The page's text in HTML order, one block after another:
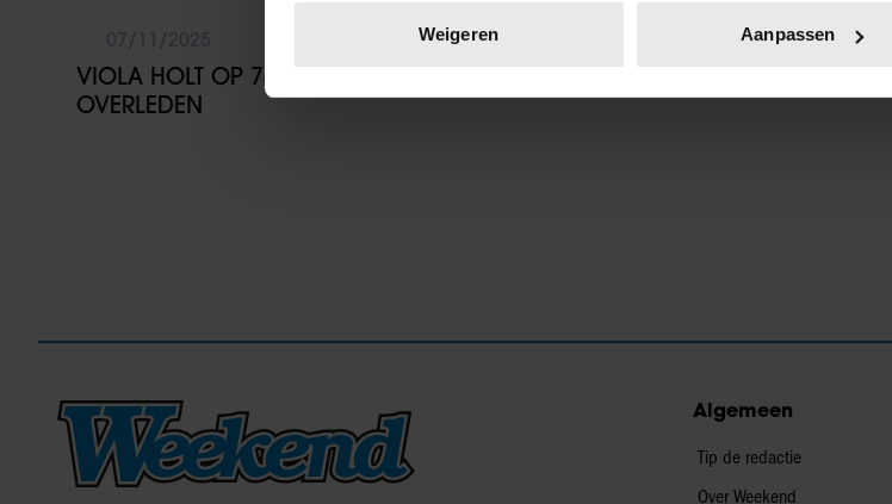
toestemming op elk moment wijzigen of intrekken in de Cookieverklaring.
Weigeren Aanpassen
VIOLA HOLT OP 76-JARIGE LEEFTIJD
OVERLEDEN
Algemeen
Tip de redactie
Over Weekend